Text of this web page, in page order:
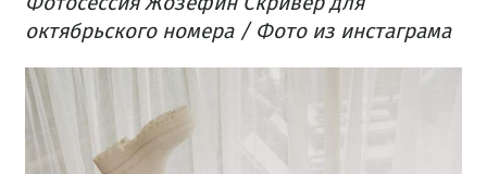
октябрьского номера / Фото из инстаграма